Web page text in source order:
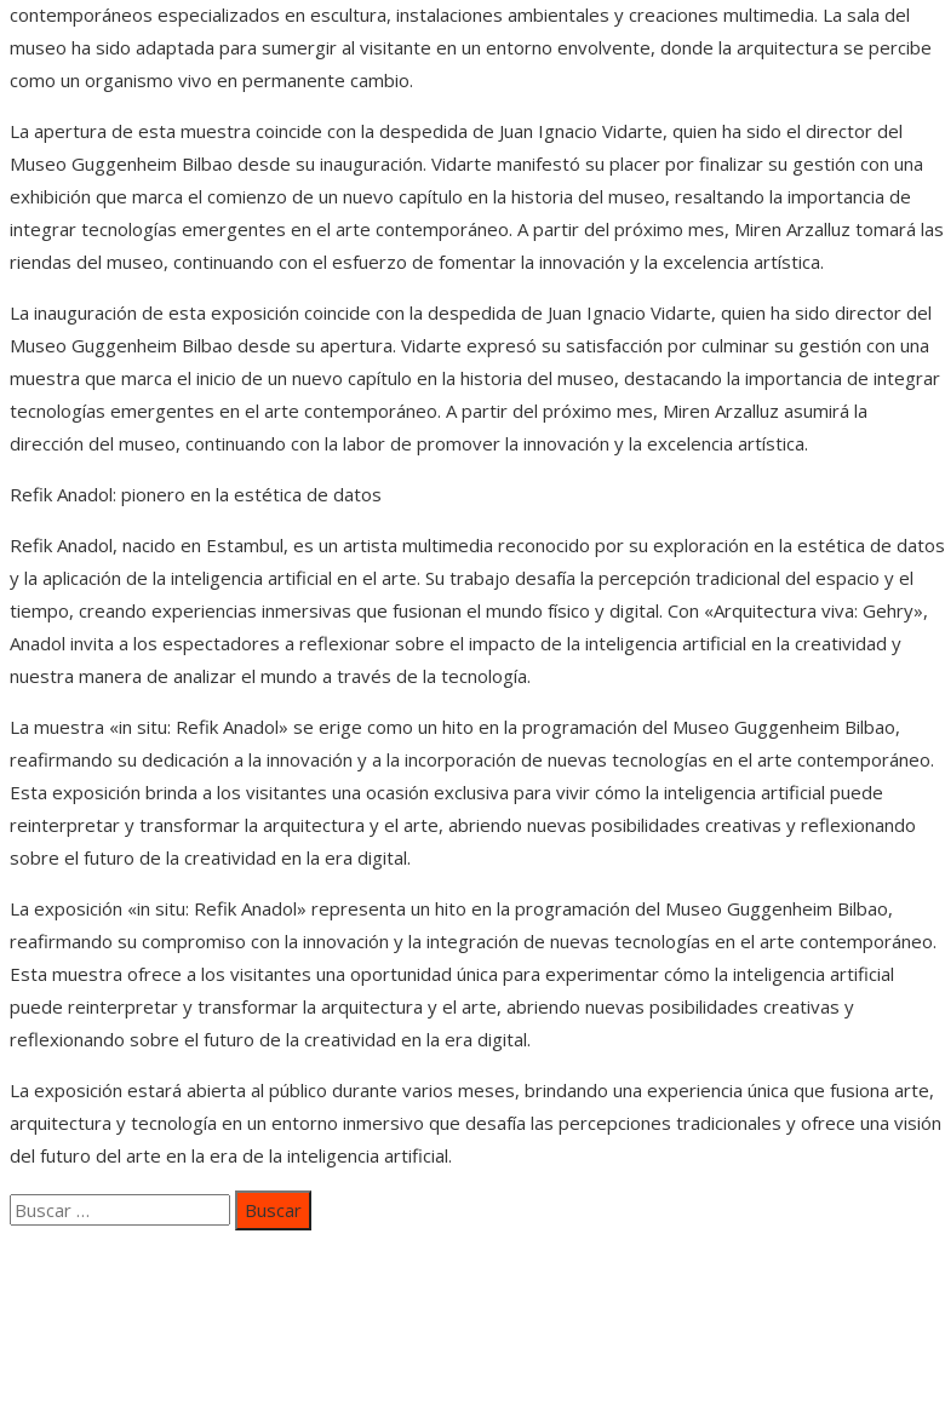
contemporáneos especializados en escultura, instalaciones ambientales y creaciones multimedia. La sala del
museo ha sido adaptada para sumergir al visitante en un entorno envolvente, donde la arquitectura se percibe
como un organismo vivo en permanente cambio.
La apertura de esta muestra coincide con la despedida de Juan Ignacio Vidarte, quien ha sido el director del
Museo Guggenheim Bilbao desde su inauguración. Vidarte manifestó su placer por finalizar su gestión con una
exhibición que marca el comienzo de un nuevo capítulo en la historia del museo, resaltando la importancia de
integrar tecnologías emergentes en el arte contemporáneo. A partir del próximo mes, Miren Arzalluz tomará las
riendas del museo, continuando con el esfuerzo de fomentar la innovación y la excelencia artística.
La inauguración de esta exposición coincide con la despedida de Juan Ignacio Vidarte, quien ha sido director del
Museo Guggenheim Bilbao desde su apertura. Vidarte expresó su satisfacción por culminar su gestión con una
muestra que marca el inicio de un nuevo capítulo en la historia del museo, destacando la importancia de integrar
tecnologías emergentes en el arte contemporáneo. A partir del próximo mes, Miren Arzalluz asumirá la
dirección del museo, continuando con la labor de promover la innovación y la excelencia artística.
Refik Anadol: pionero en la estética de datos
Refik Anadol, nacido en Estambul, es un artista multimedia reconocido por su exploración en la estética de datos
y la aplicación de la inteligencia artificial en el arte. Su trabajo desafía la percepción tradicional del espacio y el
tiempo, creando experiencias inmersivas que fusionan el mundo físico y digital. Con «Arquitectura viva: Gehry»,
Anadol invita a los espectadores a reflexionar sobre el impacto de la inteligencia artificial en la creatividad y
nuestra manera de analizar el mundo a través de la tecnología.
La muestra «in situ: Refik Anadol» se erige como un hito en la programación del Museo Guggenheim Bilbao,
reafirmando su dedicación a la innovación y a la incorporación de nuevas tecnologías en el arte contemporáneo.
Esta exposición brinda a los visitantes una ocasión exclusiva para vivir cómo la inteligencia artificial puede
reinterpretar y transformar la arquitectura y el arte, abriendo nuevas posibilidades creativas y reflexionando
sobre el futuro de la creatividad en la era digital.
La exposición «in situ: Refik Anadol» representa un hito en la programación del Museo Guggenheim Bilbao,
reafirmando su compromiso con la innovación y la integración de nuevas tecnologías en el arte contemporáneo.
Esta muestra ofrece a los visitantes una oportunidad única para experimentar cómo la inteligencia artificial
puede reinterpretar y transformar la arquitectura y el arte, abriendo nuevas posibilidades creativas y
reflexionando sobre el futuro de la creatividad en la era digital.
La exposición estará abierta al público durante varios meses, brindando una experiencia única que fusiona arte,
arquitectura y tecnología en un entorno inmersivo que desafía las percepciones tradicionales y ofrece una visión
del futuro del arte en la era de la inteligencia artificial.
Buscar: